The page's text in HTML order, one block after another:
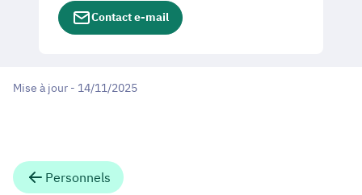
Contact e-mail
Mise à jour - 14/11/2025
Personnels